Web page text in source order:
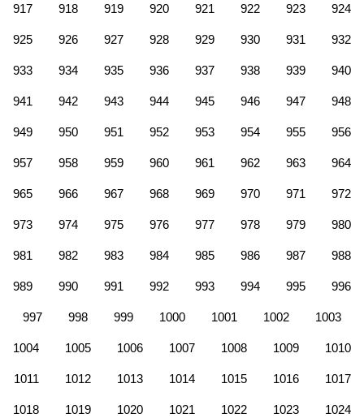
917 918 919 920 921 922 923 924
925 926 927 928 929 930 931 932
933 934 935 936 937 938 939 940
941 942 943 944 945 946 947 948
949 950 951 952 953 954 955 956
957 958 959 960 961 962 963 964
965 966 967 968 969 970 971 972
973 974 975 976 977 978 979 980
981 982 983 984 985 986 987 988
989 990 991 992 993 994 995 996
997 998 999 1000 1001 1002 1003
1004 1005 1006 1007 1008 1009 1010
1011 1012 1013 1014 1015 1016 1017
1018 1019 1020 1021 1022 1023 1024